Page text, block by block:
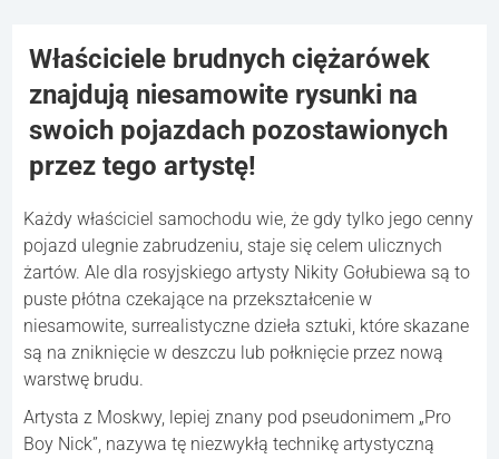
Właściciele brudnych ciężarówek
znajdują niesamowite rysunki na
swoich pojazdach pozostawionych
przez tego artystę!
Każdy właściciel samochodu wie, że gdy tylko jego cenny
pojazd ulegnie zabrudzeniu, staje się celem ulicznych
żartów. Ale dla rosyjskiego artysty Nikity Gołubiewa są to
puste płótna czekające na przekształcenie w
niesamowite, surrealistyczne dzieła sztuki, które skazane
są na zniknięcie w deszczu lub połknięcie przez nową
warstwę brudu.
Artysta z Moskwy, lepiej znany pod pseudonimem „Pro
Boy Nick”, nazywa tę niezwykłą technikę artystyczną